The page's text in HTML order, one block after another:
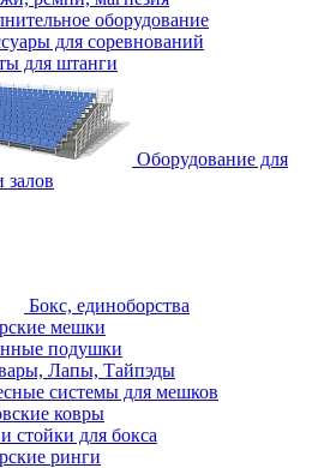
оборудование
для соревнований
для штанги
Оборудование для
залов
Бокс, единоборства
мешки
подушки
Лапы, Тайпэды
системы для мешков
ковры
стойки для бокса
ринги